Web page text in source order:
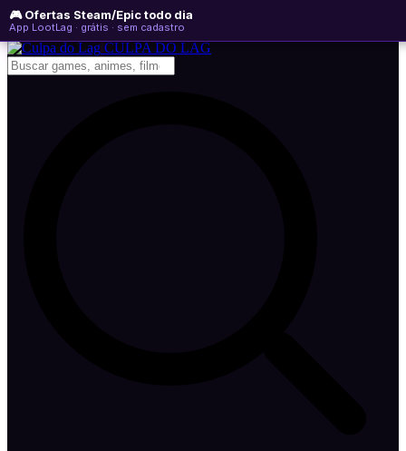
🎮 Ofertas Steam/Epic todo dia
App LootLag · grátis · sem cadastro
domingo, 09 de agosto de 2026 WhatsApp
Newsletter
CULPA DO LAG